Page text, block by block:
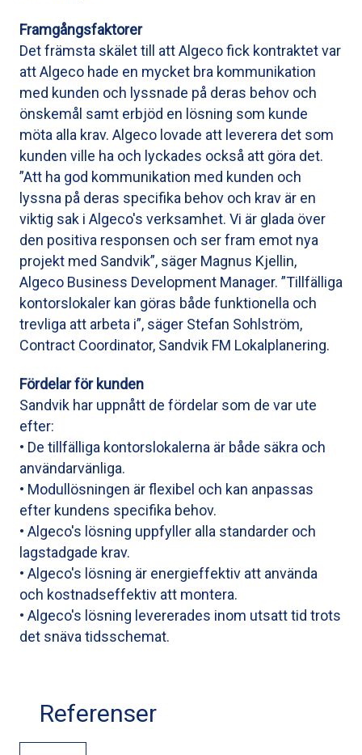
Framgångsfaktorer
Det främsta skälet till att Algeco fick kontraktet var
att Algeco hade en mycket bra kommunikation
med kunden och lyssnade på deras behov och
önskemål samt erbjöd en lösning som kunde
möta alla krav. Algeco lovade att leverera det som
kunden ville ha och lyckades också att göra det.
”Att ha god kommunikation med kunden och
lyssna på deras specifika behov och krav är en
viktig sak i Algeco's verksamhet. Vi är glada över
den positiva responsen och ser fram emot nya
projekt med Sandvik”, säger Magnus Kjellin,
Algeco Business Development Manager. ”Tillfälliga
kontorslokaler kan göras både funktionella och
trevliga att arbeta i”, säger Stefan Sohlström,
Contract Coordinator, Sandvik FM Lokalplanering.
Fördelar för kunden
Sandvik har uppnått de fördelar som de var ute
efter:
• De tillfälliga kontorslokalerna är både säkra och
användarvänliga.
• Modullösningen är flexibel och kan anpassas
efter kundens specifika behov.
• Algeco's lösning uppfyller alla standarder och
lagstadgade krav.
• Algeco's lösning är energieffektiv att använda
och kostnadseffektiv att montera.
• Algeco's lösning levererades inom utsatt tid trots
det snäva tidsschemat.
Referenser